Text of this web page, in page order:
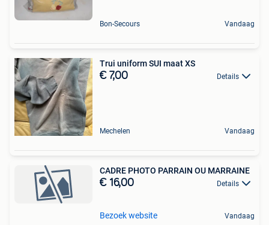
Bon-Secours Vandaag
Trui uniform SUI maat XS
€ 7,00 Details
Mechelen Vandaag
CADRE PHOTO PARRAIN OU MARRAINE
€ 16,00 Details
Bezoek website Vandaag